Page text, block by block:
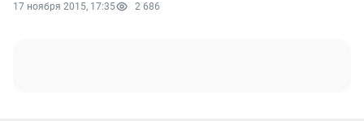
17 ноября 2015, 17:35 2 686